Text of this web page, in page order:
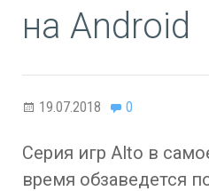
на Android
19.07.2018 0
Серия игр Alto в
время обзаведется